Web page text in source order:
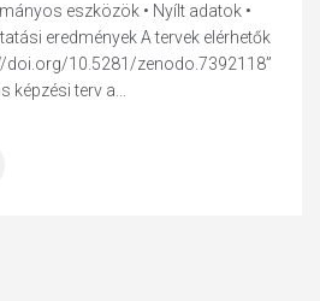
eszközök • Nyílt adatok •
eredmények A tervek elérhetők
doi.org/10.5281/zenodo.7392118”
terv a...